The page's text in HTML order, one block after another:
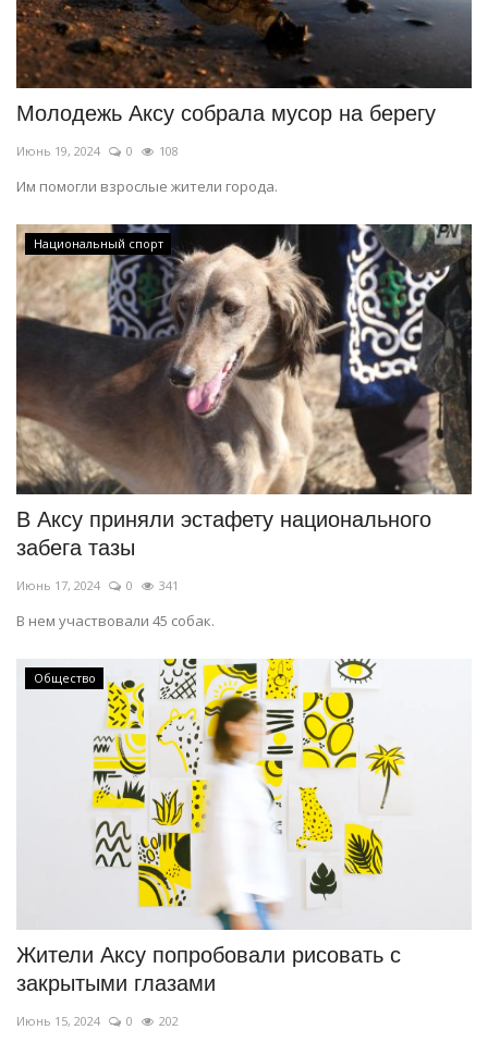
Молодежь Аксу собрала мусор на берегу
Июнь 19, 2024 0 108
Им помогли взрослые жители города.
Национальный спорт
В Аксу приняли эстафету национального
забега тазы
Июнь 17, 2024 0 341
В нем участвовали 45 собак.
Общество
Жители Аксу попробовали рисовать с
закрытыми глазами
Июнь 15, 2024 0 202